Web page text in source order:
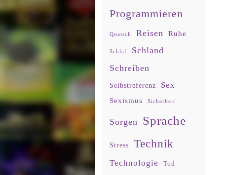
Programmieren
Quatsch Reisen Ruhe
Schlaf
Schland
Schreiben
Selbstreferenz Sex
Sexismus Sicherheit
Sorgen Sprache
Stress Technik
Technologie Tod